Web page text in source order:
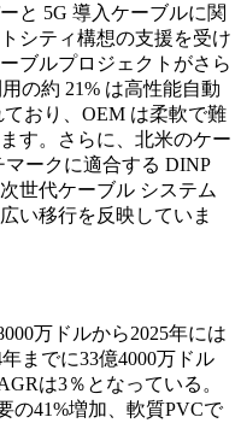
と 5G 導入ケーブルに関
シティ構想の支援を受け
ブルプロジェクトがさら
の約 21% は高性能自動
おり、OEM は柔軟で難
す。さらに、北米のケー
ークに適合する DINP
世代ケーブル システム
い移行を反映していま
万ドルから2025年には
までに33億4000万ドル
は3％となっている。
の41%増加、軟質PVCで